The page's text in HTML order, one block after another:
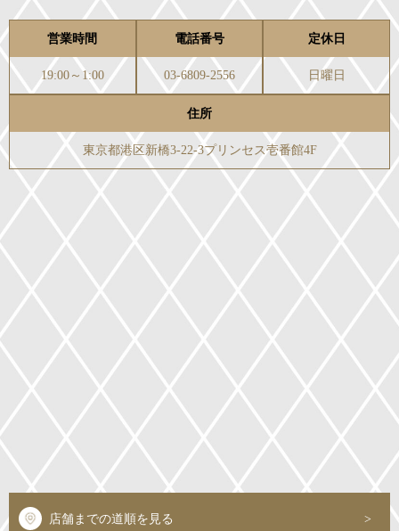
営業時間
19:00～1:00
電話番号
03-6809-2556
定休日
日曜日
住所
東京都港区新橋3-22-3プリンセス壱番館4F
店舗までの道順を見る